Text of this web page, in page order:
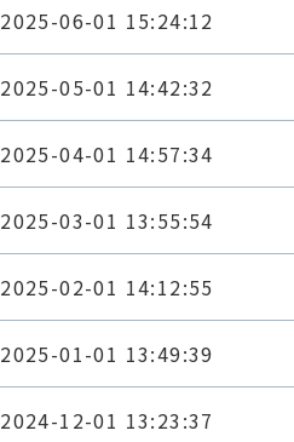
2025-06-01 15:24:12
2025-05-01 14:42:32
2025-04-01 14:57:34
2025-03-01 13:55:54
2025-02-01 14:12:55
2025-01-01 13:49:39
2024-12-01 13:23:37